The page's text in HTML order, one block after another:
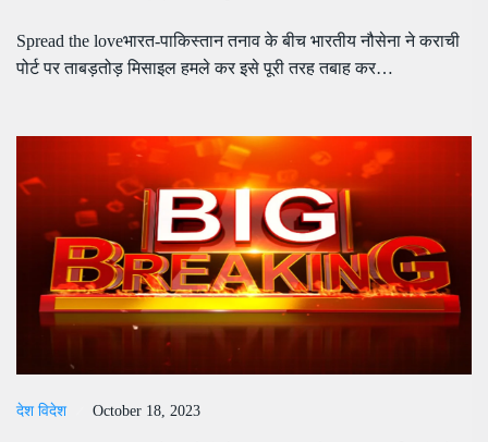
Spread the loveभारत-पाकिस्तान तनाव के बीच भारतीय नौसेना ने कराची
पोर्ट पर ताबड़तोड़ मिसाइल हमले कर इसे पूरी तरह तबाह कर…
देश विदेश October 18, 2023